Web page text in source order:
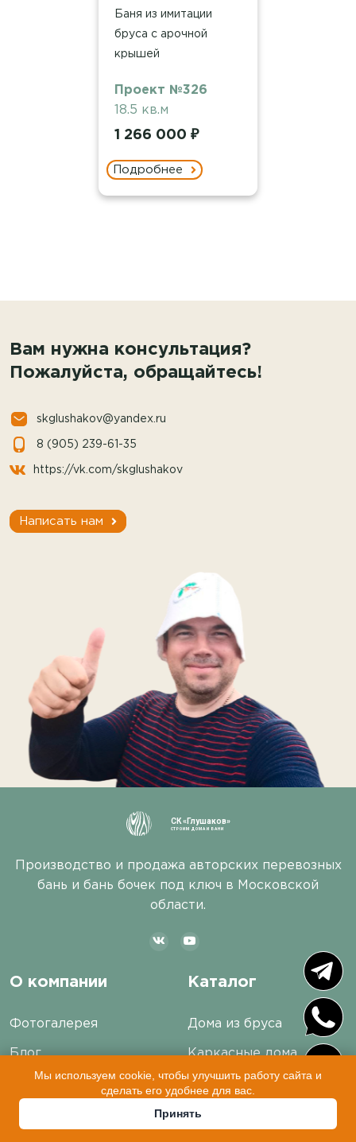
Баня из имитации
бруса с арочной
крышей
Проект №326
18.5 кв.м
1 266 000 ₽
Подробнее
Вам нужна консультация?
Пожалуйста, обращайтесь!
skglushakov@yandex.ru
8 (905) 239-61-35
https://vk.com/skglushakov
Написать нам
СК «Глушаков»
СТРОИМ ДОМА И БАНИ
Производство и продажа авторских перевозных
бань и бань бочек под ключ в Московской
области.
О компании
Фотогалерея
Блог
Отзывы
Каталог
Дома из бруса
Каркасные дома
Бани из бруса
Каркасные бани
Мы используем cookie, чтобы улучшить работу сайта и
сделать его удобнее для вас.
Принять